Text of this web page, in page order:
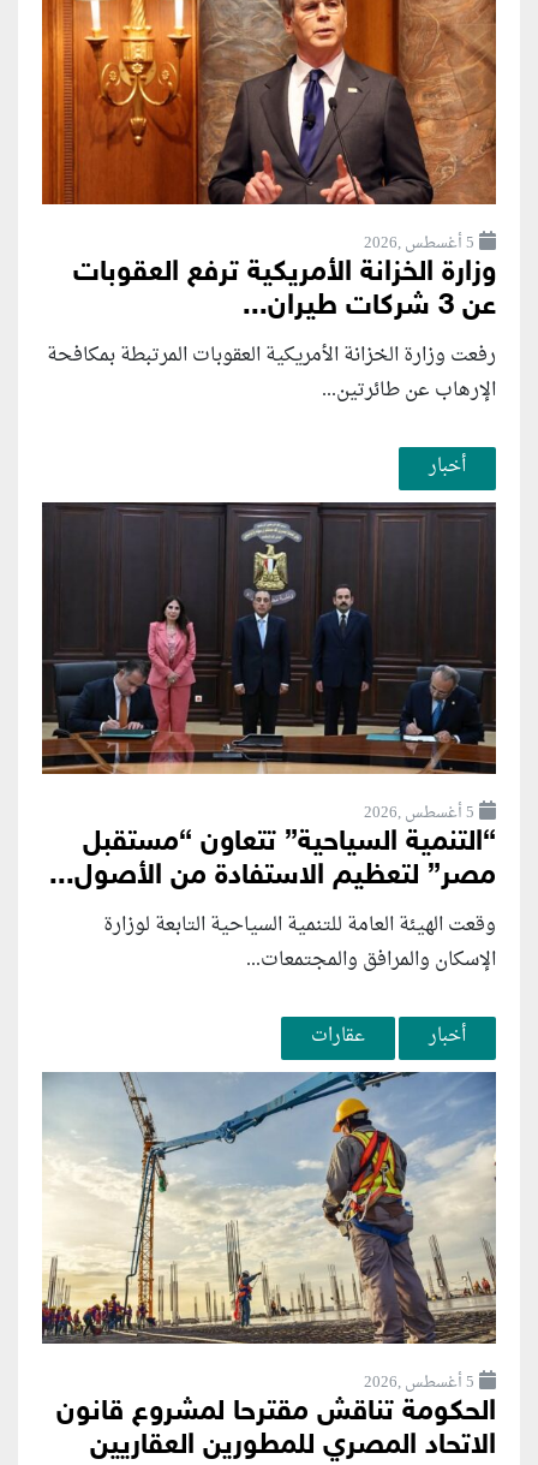
5 أغسطس ,2026
وزارة الخزانة الأمريكية ترفع العقوبات
عن 3 شركات طيران...
رفعت وزارة الخزانة الأمريكية العقوبات المرتبطة بمكافحة
الإرهاب عن طائرتين...
أخبار
5 أغسطس ,2026
“التنمية السياحية” تتعاون “مستقبل
مصر” لتعظيم الاستفادة من الأصول...
وقعت الهيئة العامة للتنمية السياحية التابعة لوزارة
الإسكان والمرافق والمجتمعات...
أخبار عقارات
5 أغسطس ,2026
الحكومة تناقش مقترحا لمشروع قانون
الاتحاد المصري للمطورين العقاريين